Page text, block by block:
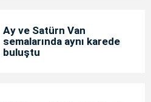
Ay ve Satürn Van
semalarında aynı karede
buluştu